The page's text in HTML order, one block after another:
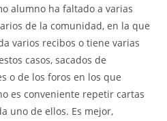
alumno ha faltado a varias
de la comunidad, en la que
varios recibos o tiene varias
casos, sacados de
o de los foros en los que
es conveniente repetir cartas
uno de ellos. Es mejor,